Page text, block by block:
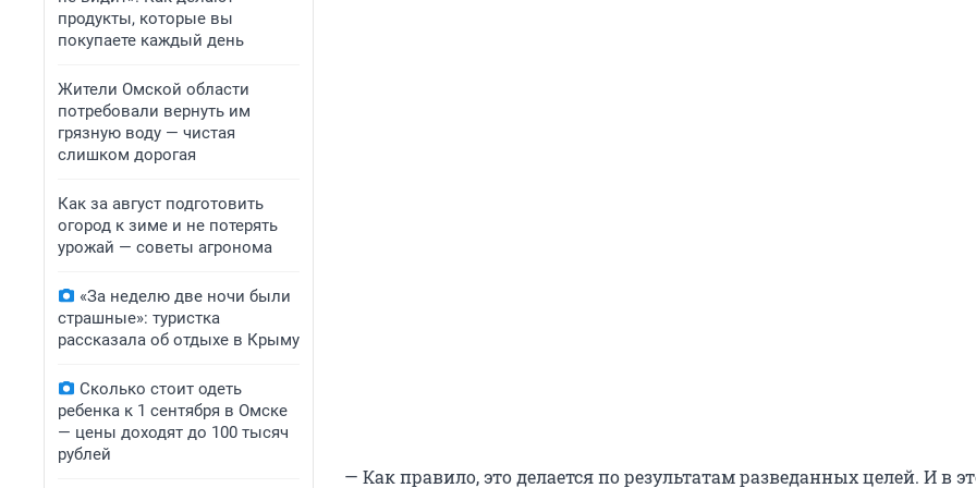
продукты, которые вы
покупаете каждый день
Жители Омской области
потребовали вернуть им
грязную воду — чистая
слишком дорогая
Как за август подготовить
огород к зиме и не потерять
урожай — советы агронома
«За неделю две ночи были
страшные»: туристка
рассказала об отдыхе в Крыму
Сколько стоит одеть
ребенка к 1 сентября в Омске
— цены доходят до 100 тысяч
рублей
— Как правило, это делается по результатам разведанных целей. И в